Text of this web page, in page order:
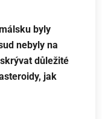
byly
nebyly na
důležité
jak